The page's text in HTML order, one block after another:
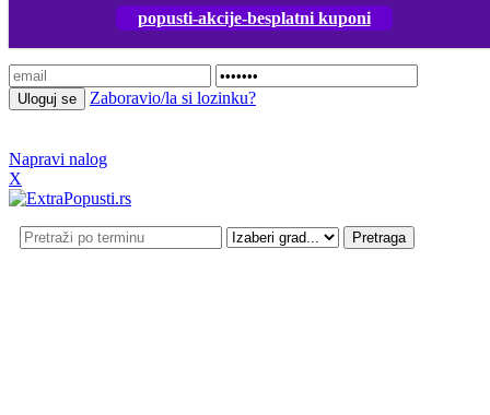
popusti-akcije-besplatni kuponi
Zaboravio/la si lozinku?
Napravi nalog
X